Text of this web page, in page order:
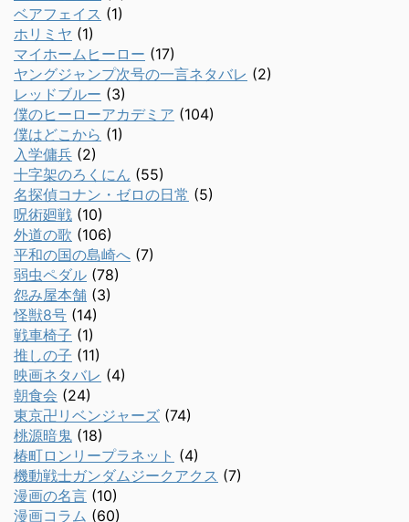
ベアフェイス (1)
ホリミヤ (1)
マイホームヒーロー (17)
ヤングジャンプ次号の一言ネタバレ (2)
レッドブルー (3)
僕のヒーローアカデミア (104)
僕はどこから (1)
入学傭兵 (2)
十字架のろくにん (55)
名探偵コナン・ゼロの日常 (5)
呪術廻戦 (10)
外道の歌 (106)
平和の国の島崎へ (7)
弱虫ペダル (78)
怨み屋本舗 (3)
怪獣8号 (14)
戦車椅子 (1)
推しの子 (11)
映画ネタバレ (4)
朝食会 (24)
東京卍リベンジャーズ (74)
桃源暗鬼 (18)
椿町ロンリープラネット (4)
機動戦士ガンダムジークアクス (7)
漫画の名言 (10)
漫画コラム (60)